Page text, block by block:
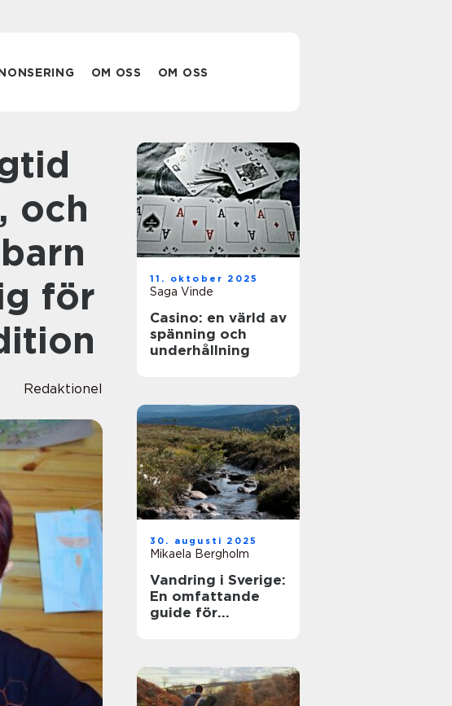
OM OSS OM OSS
och
för
Redaktionel
11. oktober 2025
Saga Vinde
Casino: en värld av
spänning och
underhållning
30. augusti 2025
Mikaela Bergholm
Vandring i Sverige:
En omfattande
guide för